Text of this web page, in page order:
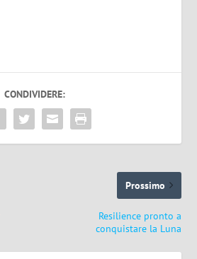
CONDIVIDERE:
Prossimo
Resilience pronto a
conquistare la Luna